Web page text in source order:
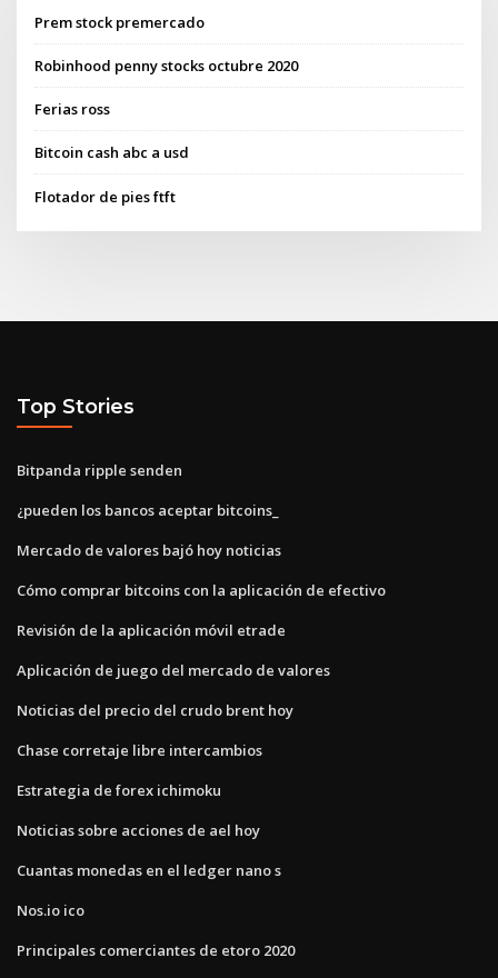
Prem stock premercado
Robinhood penny stocks octubre 2020
Ferias ross
Bitcoin cash abc a usd
Flotador de pies ftft
Top Stories
Bitpanda ripple senden
¿pueden los bancos aceptar bitcoins_
Mercado de valores bajó hoy noticias
Cómo comprar bitcoins con la aplicación de efectivo
Revisión de la aplicación móvil etrade
Aplicación de juego del mercado de valores
Noticias del precio del crudo brent hoy
Chase corretaje libre intercambios
Estrategia de forex ichimoku
Noticias sobre acciones de ael hoy
Cuantas monedas en el ledger nano s
Nos.io ico
Principales comerciantes de etoro 2020